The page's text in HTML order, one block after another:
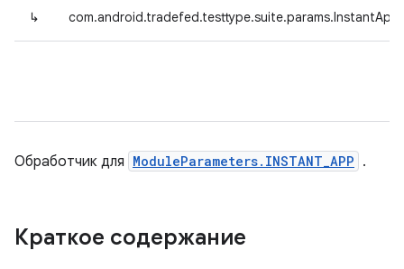
↳
Обработчик для ModuleParameters.INSTANT_APP .
Краткое содержание